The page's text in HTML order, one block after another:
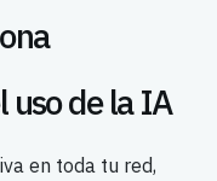
uso de la IA
en toda tu red,